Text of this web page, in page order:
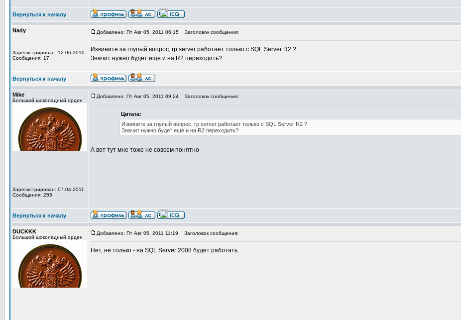
Вернуться к началу
Nady
Зарегистрирован: 12.06.2010
Сообщения: 17
Добавлено: Пт Авг 05, 2011 06:15 Заголовок сообщения:
Извините за глупый вопрос, rp server работает только с SQL Server R2 ?
Значит нужно будет еще и на R2 переходить?
Вернуться к началу
Mike
Большой шоколадный орден
Зарегистрирован: 07.04.2011
Сообщения: 255
Добавлено: Пт Авг 05, 2011 09:24 Заголовок сообщения:
Цитата:
Извините за глупый вопрос, rp server работает только с SQL Server R2 ?
Значит нужно будет еще и на R2 переходить?
А вот тут мне тоже не совсем понятно
Вернуться к началу
DUCKKK
Большой шоколадный орден
Добавлено: Пт Авг 05, 2011 11:19 Заголовок сообщения:
Нет, не только - на SQL Server 2008 будет работать.